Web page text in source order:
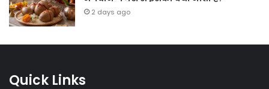
2 days ago
Quick Links